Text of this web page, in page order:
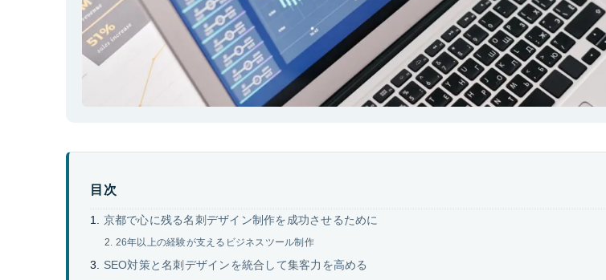
目次
京都で心に残る名刺デザイン制作を成功させるために
26年以上の経験が支えるビジネスツール制作
SEO対策と名刺デザインを統合して集客力を高める